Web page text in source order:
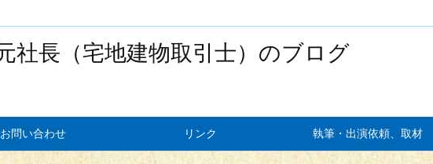
社長（宅地建物取引士）のブログ
お問い合わせ リンク 執筆・出演依頼、取材